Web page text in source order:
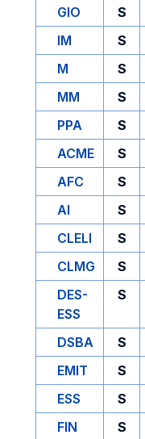
GIO
S
IM
S
M
S
MM
S
PPA
S
ACME
S
AFC
S
AI
S
CLELI
S
CLMG
S
DES-
ESS
S
DSBA S
EMIT
S
ESS
S
FIN
S